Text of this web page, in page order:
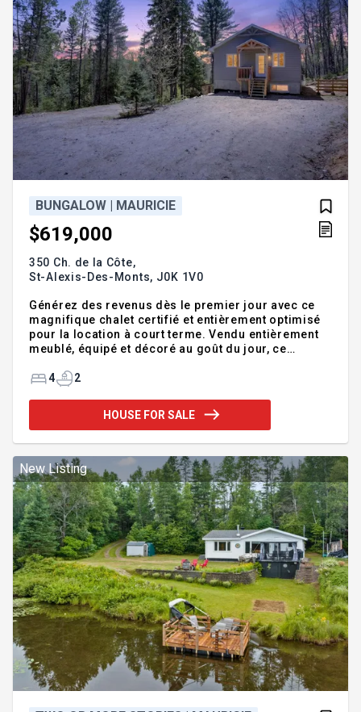
BUNGALOW | MAURICIE
$619,000
350 Ch. de la Côte,
St-Alexis-Des-Monts, J0K 1V0
Générez des revenus dès le premier jour avec ce
magnifique chalet certifié et entièrement optimisé
pour la location à court terme. Vendu entièrement
meublé, équipé et décoré au goût du jour, ce
et des avis voyageurs impeccables. Atouts majeurs
de rivière navigable: Situé à proximité des attraits
touristiques majeurs. Équipements: Spa extérieur
bain permettant d'accueillir jusqu'à 8 voyageurs. Re
4 2
HOUSE FOR SALE
New Listing